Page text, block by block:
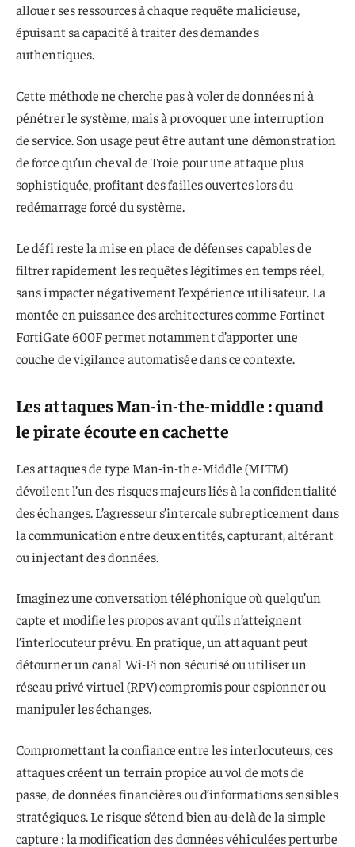
allouer ses ressources à chaque requête malicieuse,
épuisant sa capacité à traiter des demandes
authentiques.
Cette méthode ne cherche pas à voler de données ni à
pénétrer le système, mais à provoquer une interruption
de service. Son usage peut être autant une démonstration
de force qu’un cheval de Troie pour une attaque plus
sophistiquée, profitant des failles ouvertes lors du
redémarrage forcé du système.
Le défi reste la mise en place de défenses capables de
filtrer rapidement les requêtes légitimes en temps réel,
sans impacter négativement l’expérience utilisateur. La
montée en puissance des architectures comme Fortinet
FortiGate 600F permet notamment d’apporter une
couche de vigilance automatisée dans ce contexte.
Les attaques Man-in-the-middle : quand
le pirate écoute en cachette
Les attaques de type Man-in-the-Middle (MITM)
dévoilent l’un des risques majeurs liés à la confidentialité
des échanges. L’agresseur s’intercale subrepticement dans
la communication entre deux entités, capturant, altérant
ou injectant des données.
Imaginez une conversation téléphonique où quelqu’un
capte et modifie les propos avant qu’ils n’atteignent
l’interlocuteur prévu. En pratique, un attaquant peut
détourner un canal Wi-Fi non sécurisé ou utiliser un
réseau privé virtuel (RPV) compromis pour espionner ou
manipuler les échanges.
Compromettant la confiance entre les interlocuteurs, ces
attaques créent un terrain propice au vol de mots de
passe, de données financières ou d’informations sensibles
stratégiques. Le risque s’étend bien au-delà de la simple
capture : la modification des données véhiculées perturbe